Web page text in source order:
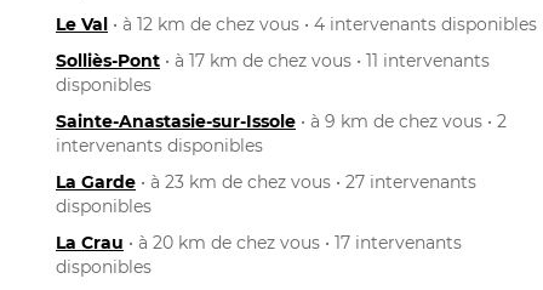
Le Val • à 12 km de chez vous • 4 intervenants disponibles
Solliès-Pont • à 17 km de chez vous • 11 intervenants
disponibles
Sainte-Anastasie-sur-Issole • à 9 km de chez vous • 2
intervenants disponibles
La Garde • à 23 km de chez vous • 27 intervenants
disponibles
La Crau • à 20 km de chez vous • 17 intervenants
disponibles